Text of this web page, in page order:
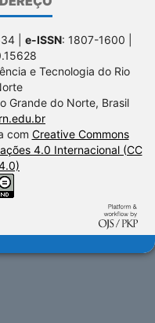
| e-ISSN: 1807-1600 |
e Tecnologia do Rio
Grande do Norte, Brasil
com Creative Commons
4.0 Internacional (CC